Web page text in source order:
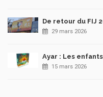
De retour du FIJ
29 mars 2026
Ayar : Les
15 mars 2026